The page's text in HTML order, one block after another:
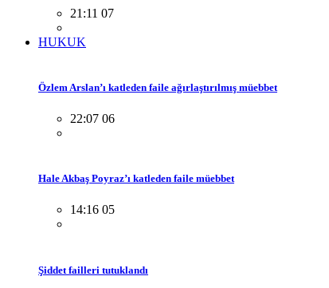
21:11 07
HUKUK
Özlem Arslan’ı katleden faile ağırlaştırılmış müebbet
22:07 06
Hale Akbaş Poyraz’ı katleden faile müebbet
14:16 05
Şiddet failleri tutuklandı